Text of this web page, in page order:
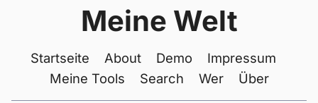
Meine Welt
Startseite About Demo
Impressum
Meine Tools
Search Wer Über